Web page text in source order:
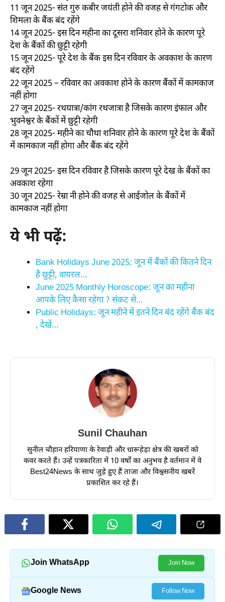
11 जून 2025- संत गुरु कबीर जयंती होने की वजह से गंगटोक और
शिमला के बैंक बंद रहेंगे
14 जून 2025- इस दिन महीना का दूसरा शनिवार होने के कारण पूरे
देश के बैंकों की छुट्टी रहेगी
15 जून 2025- पूरे देश के बैंक इस दिन रविवार के अवकाश के कारण
बंद रहेंगे
22 जून 2025 – रविवार का अवकाश होने के कारण बैंकों में कामकाज
नहीं होगा
27 जून 2025- रथयात्रा/कांग रथजात्रा है जिसके कारण इंफाल और
भुवनेश्वर के बैंकों में छुट्टी रहेगी
28 जून 2025- महीने का चौथा शनिवार होने के कारण पूरे देश के बैंकों
में कामकाज नहीं होगा और बैंक बंद रहेंगे
29 जून 2025- इस दिन रविवार है जिसके कारण पूरे देख के बैंकों का
अवकाश रहेगा
30 जून 2025- रेम्रा नी होने की वजह से आईजोल के बैंकों में
कामकाज नहीं होगा
ये भी पढ़ें:
Bank Holidays June 2025: जून में बैंकों की कितने दिन
है छुट्टी, वायरल…
June 2025 Monthly Horoscope: जून का महीना
आपके लिए कैसा रहेगा ? संकट से…
Public Holidays: जून महीने में इतने दिन बंद रहेंगे बैंक बंद
, देखें…
Sunil Chauhan
सुनील चौहान हरियाणा के रेवाड़ी और धारूहेड़ा क्षेत्र की खबरों को
कवर करते हैं। उन्हें पत्रकारिता में 10 वर्षों का अनुभव है वर्तमान में वे
Best24News के साथ जुड़े हुए हैं ताजा और विश्वसनीय खबरें
प्रकाशित कर रहे हैं।
Join WhatsApp Join Now
Google News Follow Now